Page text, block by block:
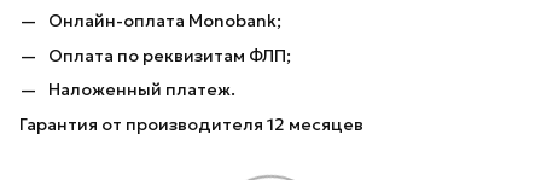
Онлайн-оплата Monobank;
Оплата по реквизитам ФЛП;
Наложенный платеж.
Гарантия от производителя 12 месяцев